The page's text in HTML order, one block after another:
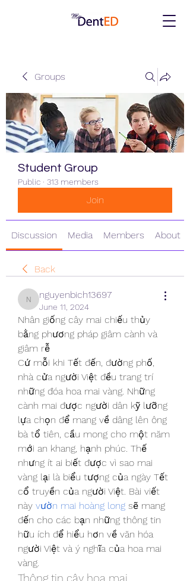
Groups
Student Group
Public · 313 members
Join
Discussion Media Members About
Back
nguyenbich13697
nguyenbich13697
June 11, 2024
Nhân giống cây mai chiếu thủy
bằng phương pháp giâm cành và
giâm rễ
Cứ mỗi khi Tết đến, đường phố,
nhà cửa người Việt đều trang trí
những đóa hoa mai vàng. Những
cành mai được người dân kỹ lưỡng
lựa chọn để mang về dâng lên ông
bà tổ tiên, cầu mong cho một năm
mới an khang, hạnh phúc. Thế
nhưng ít ai biết được vì sao mai
vàng lại là biểu tượng của ngày Tết
cổ truyền của người Việt. Bài viết
này vườn mai hoàng long sẽ mang
đến cho các bạn những thông tin
hữu ích để hiểu hơn về văn hóa
người Việt và ý nghĩa của hoa mai
vàng.